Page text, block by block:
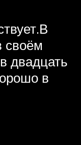
своём
двадцать
в